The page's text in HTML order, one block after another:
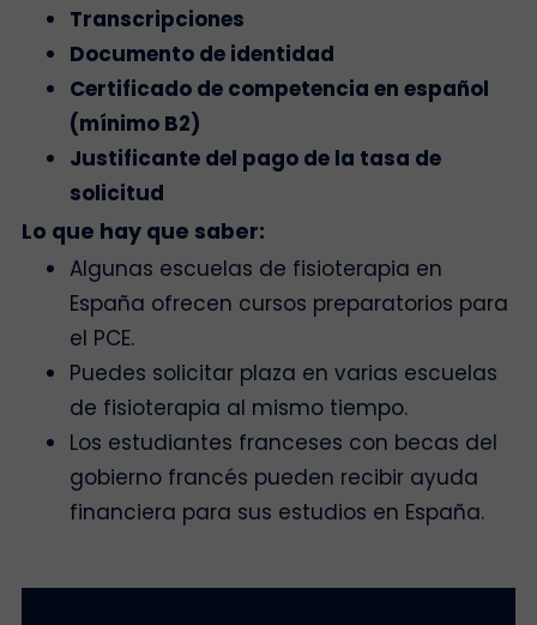
Transcripciones
Documento de identidad
Certificado de competencia en español
(mínimo B2)
Justificante del pago de la tasa de
solicitud
Lo que hay que saber:
Algunas escuelas de fisioterapia en
España ofrecen cursos preparatorios para
el PCE.
Puedes solicitar plaza en varias escuelas
de fisioterapia al mismo tiempo.
Los estudiantes franceses con becas del
gobierno francés pueden recibir ayuda
financiera para sus estudios en España.